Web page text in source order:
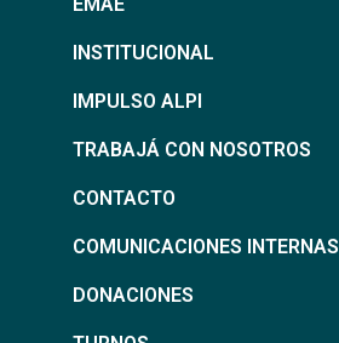
INSTITUCIONAL
IMPULSO ALPI
TRABAJÁ CON NOSOTROS
CONTACTO
COMUNICACIONES INTERNAS
DONACIONES